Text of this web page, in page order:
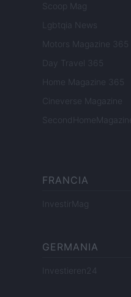
Scoop Mag
Lgbtqia News
Motors Magazine 365
Day Travel 365
Home Magazine 365
Cineverse Magazine
SecondHomeMagazine
FRANCIA
InvestirMag
GERMANIA
Investieren24